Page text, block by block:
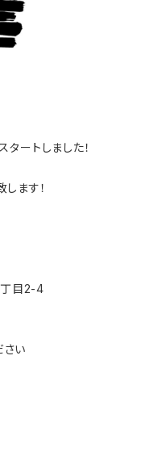
ートしました！
ます！
目2-4
さい